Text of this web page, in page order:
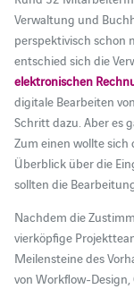
Verwaltung und
perspektivisch schon
entschied sich die
elektronischen
digitale Bearbeiten
Schritt dazu. Aber es
Zum einen wollte
Überblick über die
sollten die
Nachdem die
vierköpfige
Meilensteine des
von Workflow-